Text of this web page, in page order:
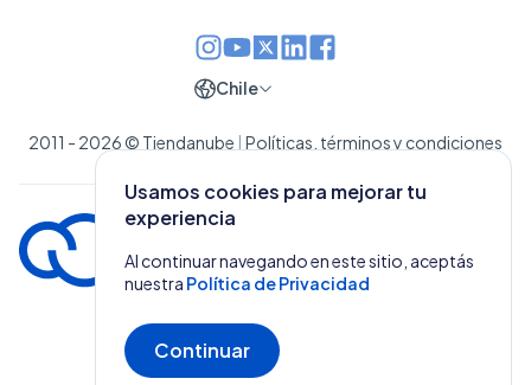
Usamos cookies para mejorar tu
experiencia
Al continuar navegando en este sitio, aceptás
nuestra Política de Privacidad
Continuar
2011 - 2026 © Tiendanube | Políticas, términos y condiciones
Chile